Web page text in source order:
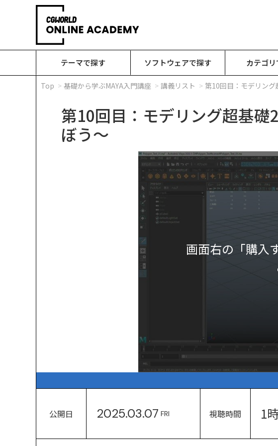
テーマで探す ソフトウェアで探す カテゴ
Top 基礎から学ぶMAYA入門講座 講義リスト 第10回目：モデリン
第10回目：モデリング超基
ぼう～
画面右の「購入
公開日 2025.03.07 FRI 視聴時間 1